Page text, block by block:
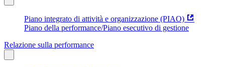
Piano integrato di attività e organizzazione (PIAO)
Piano della performance/Piano esecutivo di gestione
Relazione sulla performance